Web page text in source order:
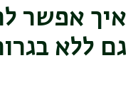
איך אפשר
גם ללא